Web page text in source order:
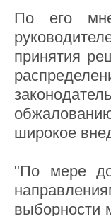
По его
принятия
широкое
"По мере
выборности